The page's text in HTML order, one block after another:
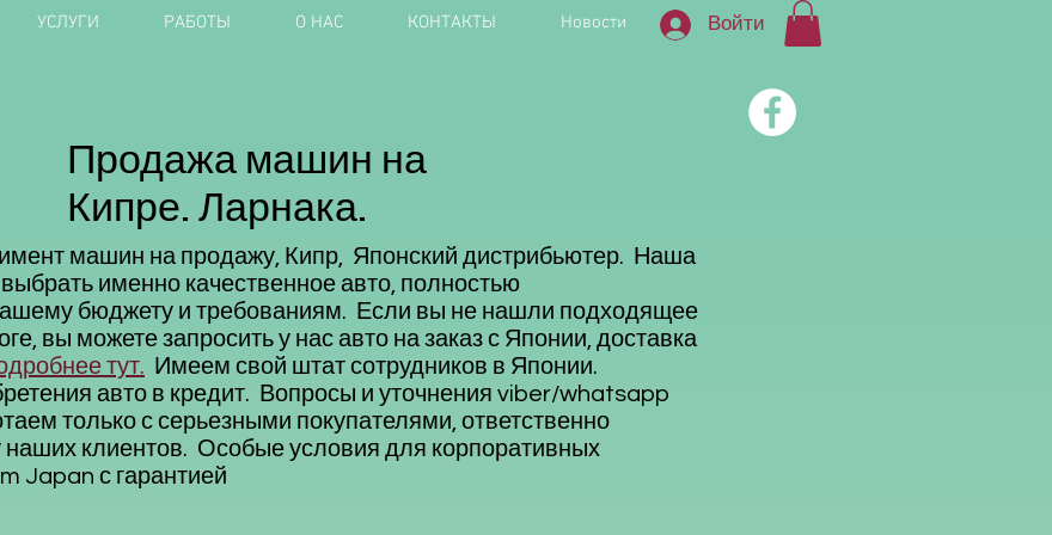
УСЛУГИ РАБОТЫ О НАС КОНТАКТЫ Новости Войти
Продажа машин на
Кипре. Ларнака.
машин на продажу, Кипр, Японский дистрибьютер. Наша
именно качественное авто, полностью
бюджету и требованиям. Если вы не нашли подходящее
вы можете запросить у нас авто на заказ с Японии, доставка
тут. Имеем свой штат сотрудников в Японии.
авто в кредит. Вопросы и уточнения viber/whatsapp
только с серьезными покупателями, ответственно
наших клиентов. Особые условия для корпоративных
Japan с гарантией